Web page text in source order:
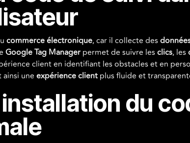
commerce électronique, car il collecte des
Google Tag Manager permet de suivre lesclics, les
client en identifiant les obstacles et en
ainsi une expérience client plus fluide et
du